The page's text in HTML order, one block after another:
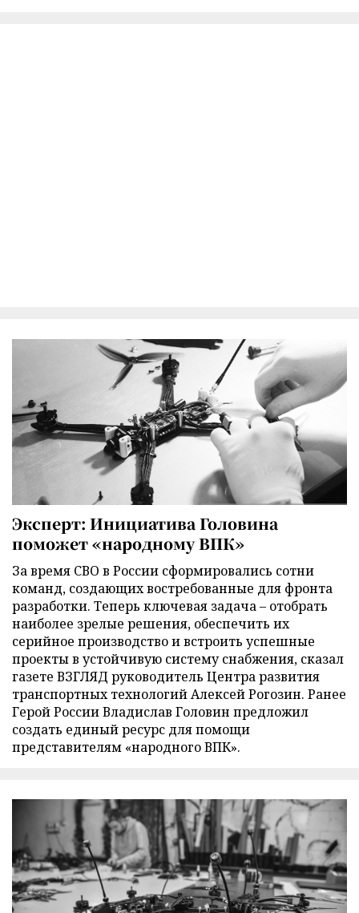
Эксперт: Инициатива Головина
поможет «народному ВПК»
За время СВО в России сформировались сотни
команд, создающих востребованные для фронта
разработки. Теперь ключевая задача – отобрать
наиболее зрелые решения, обеспечить их
серийное производство и встроить успешные
проекты в устойчивую систему снабжения, сказал
газете ВЗГЛЯД руководитель Центра развития
транспортных технологий Алексей Рогозин. Ранее
Герой России Владислав Головин предложил
создать единый ресурс для помощи
представителям «народного ВПК».